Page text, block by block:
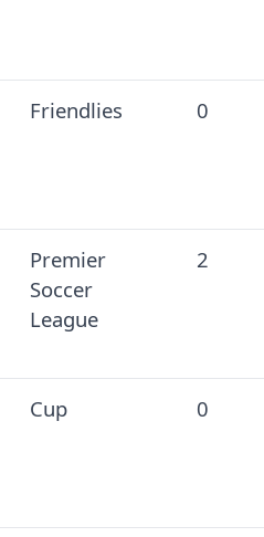
Friendlies 0
Premier
Soccer
League
2
Cup 0